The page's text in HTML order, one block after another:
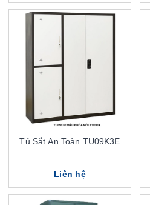
Tủ Sắt An Toàn TU09K3E
Liên hệ